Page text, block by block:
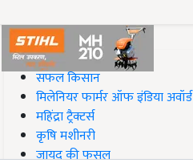
#Top on Krishi Jagran
सफल किसान
मिलेनियर फार्मर ऑफ इंडिया अवॉर्ड
महिंद्रा ट्रैक्टर्स
कृषि मशीनरी
जायद की फसल